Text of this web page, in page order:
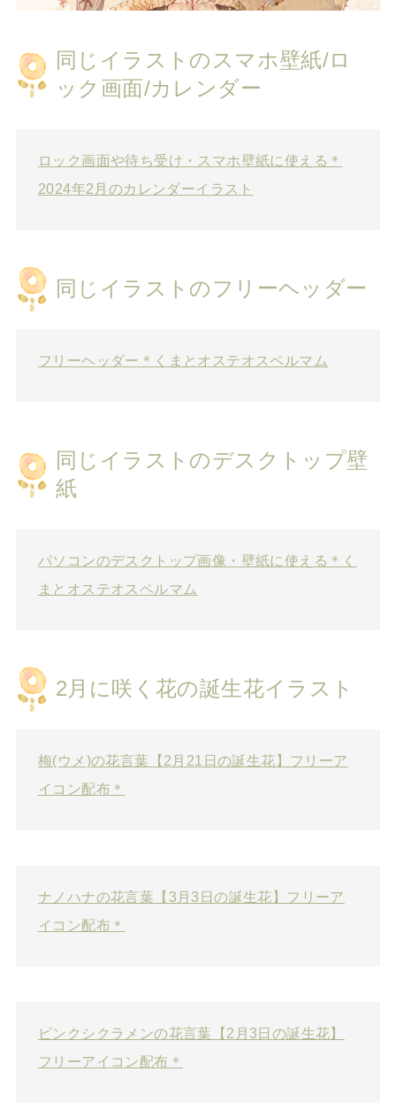
同じイラストのスマホ壁紙/ロ
ック画面/カレンダー
ロック画面や待ち受け・スマホ壁紙に使える＊
2024年2月のカレンダーイラスト
同じイラストのフリーヘッダー
フリーヘッダー＊くまとオステオスペルマム
同じイラストのデスクトップ壁
紙
パソコンのデスクトップ画像・壁紙に使える＊く
まとオステオスペルマム
2月に咲く花の誕生花イラスト
梅(ウメ)の花言葉【2月21日の誕生花】フリーア
イコン配布＊
ナノハナの花言葉【3月3日の誕生花】フリーア
イコン配布＊
ピンクシクラメンの花言葉【2月3日の誕生花】
フリーアイコン配布＊